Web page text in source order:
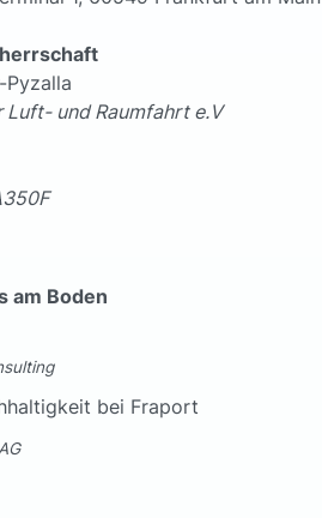
Pyzalla
Luft- und Raumfahrt e.V
am Boden
bei Fraport